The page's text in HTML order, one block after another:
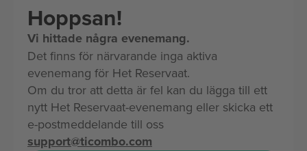
Hoppsan!
Vi hittade några evenemang.
Det finns för närvarande inga aktiva
evenemang för Het Reservaat.
Om du tror att detta är fel kan du lägga till ett
nytt Het Reservaat-evenemang eller skicka ett
e-postmeddelande till oss
support@ticombo.com